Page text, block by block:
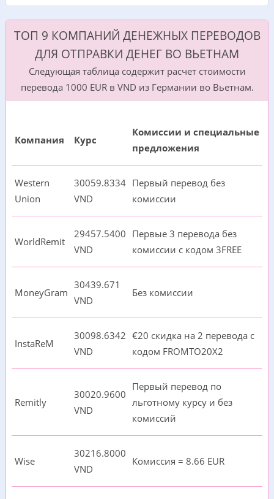
ТОП 9 КОМПАНИЙ ДЕНЕЖНЫХ ПЕРЕВОДОВ
ДЛЯ ОТПРАВКИ ДЕНЕГ ВО ВЬЕТНАМ
Следующая таблица содержит расчет стоимости
перевода 1000 EUR в VND из Германии во Вьетнам.
Компания Курс
Комиссии и специальные
предложения
Western
Union
30059.8334
VND
Первый перевод без
комиссии
WorldRemit
29457.5400
VND
Первые 3 перевода без
комиссии с кодом 3FREE
MoneyGram
30439.671
VND
Без комиссии
InstaReM
30098.6342
VND
€20 cкидка на 2 перевода с
кодом FROMTO20X2
Remitly
30020.9600
VND
Первый перевод по
льготному курсу и без
комиссий
Wise
30216.8000
VND
Комиссия = 8.66 EUR